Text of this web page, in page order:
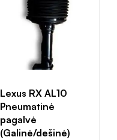
Lexus RX AL10
Pneumatinė
pagalvė
(Galinė/dešinė)